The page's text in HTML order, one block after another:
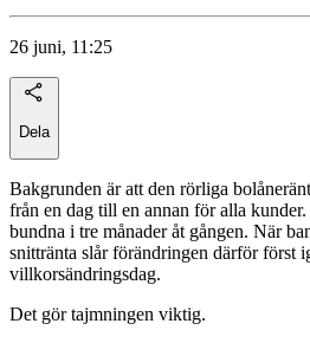
26 juni, 11:25
Dela
Bakgrunden är att den rörliga
från en dag till en annan för alla
bundna i tre månader åt gången. När
snittränta slår förändringen därför först
villkorsändringsdag.
Det gör tajmningen viktig.